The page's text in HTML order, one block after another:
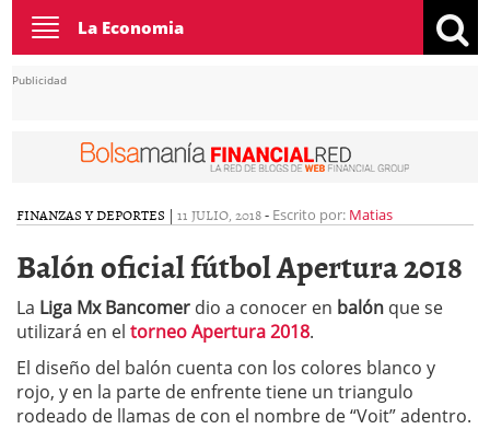
Toggle
navigation
La Economia
Publicidad
FINANZAS Y DEPORTES | 11 JULIO, 2018- Escrito por: Matias
Balón oficial fútbol Apertura 2018
La Liga Mx Bancomer dio a conocer en balón que se
utilizará en el torneo Apertura 2018.
El diseño del balón cuenta con los colores blanco y
rojo, y en la parte de enfrente tiene un triangulo
rodeado de llamas de con el nombre de “Voit” adentro.